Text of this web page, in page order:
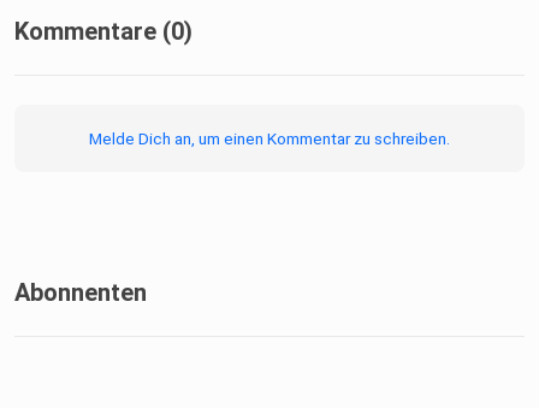
Kommentare (0)
Melde Dich an, um einen Kommentar zu schreiben.
Abonnenten